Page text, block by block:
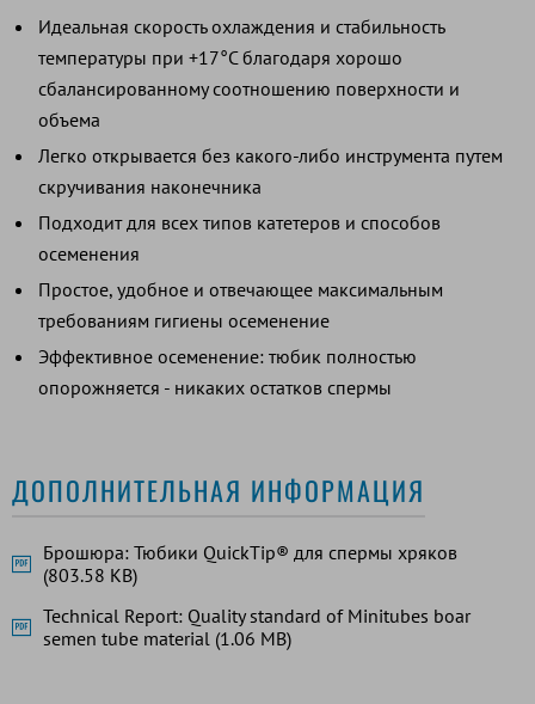
Идеальная скорость охлаждения и стабильность
температуры при +17°C благодаря хорошо
сбалансированному соотношению поверхности и
объема
Легко открывается без какого-либо инструмента путем
скручивания наконечника
Подходит для всех типов катетеров и способов
осеменения
Простое, удобное и отвечающее максимальным
требованиям гигиены осеменение
Эффективное осеменение: тюбик полностью
опорожняется - никаких остатков спермы
ДОПОЛНИТЕЛЬНАЯ ИНФОРМАЦИЯ
Брошюра: Тюбики QuickTip® для спермы хряков
(803.58 KB)
Technical Report: Quality standard of Minitubes boar
semen tube material (1.06 MB)